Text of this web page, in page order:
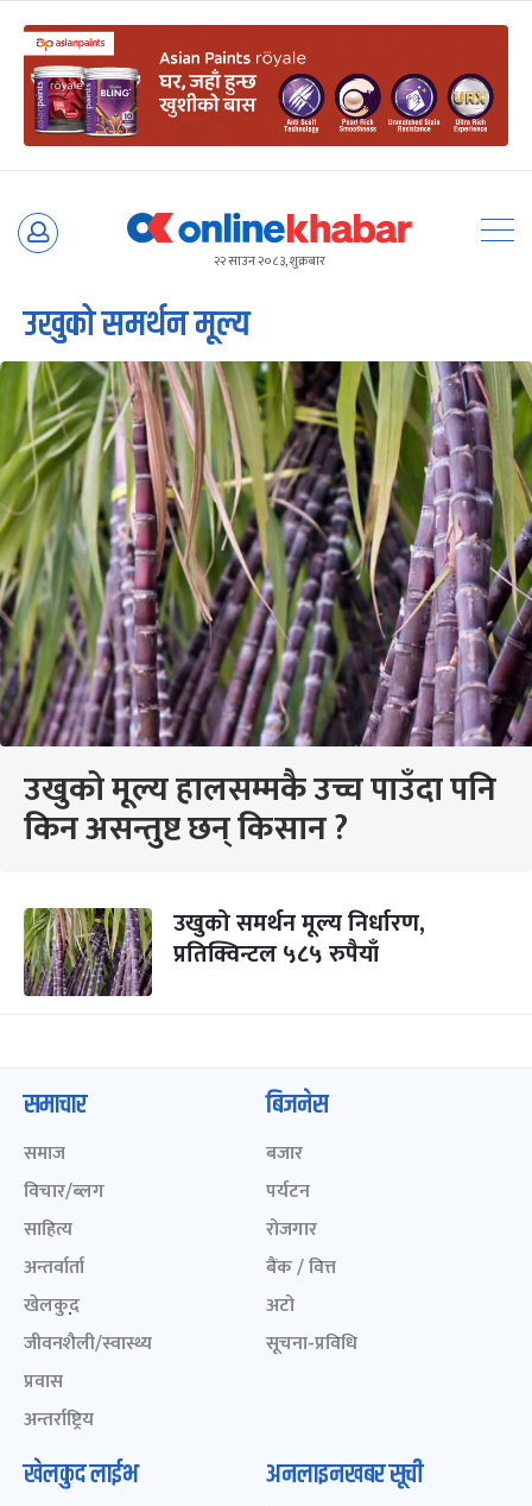
Skip
२२ साउन २०८३, शुक्रबार
उखुको समर्थन मूल्य
उखुको मूल्य हालसम्मकै उच्च पाउँदा पनि
किन असन्तुष्ट छन् किसान ?
उखुको समर्थन मूल्य निर्धारण,
प्रतिक्विन्टल ५८५ रुपैयाँ
समाचार
समाज
विचार/ब्लग
साहित्य
अन्तर्वार्ता
खेलकुद़़
जीवनशैली/स्वास्थ्य
प्रवास
अन्तर्राष्ट्रिय
बिजनेस
बजार
पर्यटन
रोजगार
बैंक / वित्त
अटो
सूचना-प्रविधि
खेलकुद लाईभ अनलाइनखबर सूची